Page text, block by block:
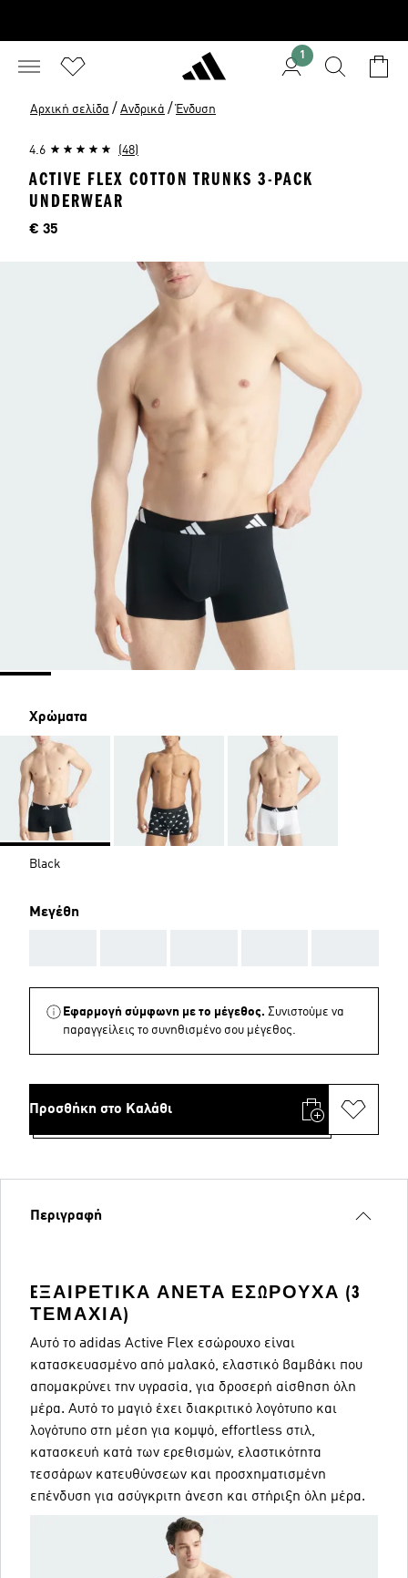
1
Αρχική σελίδα / Ανδρικά / Ένδυση
4.6 (48)
ACTIVE FLEX COTTON TRUNKS 3-PACK
UNDERWEAR
Τιμή
€ 35
Χρώματα
Black
Μεγέθη
Εφαρμογή σύμφωνη με το μέγεθος. Συνιστούμε να
παραγγείλεις το συνηθισμένο σου μέγεθος.
Προσθήκη στο Καλάθι
Περιγραφή
EΞΑΙΡΕΤΙΚΆ ΆΝΕΤΑ ΕΣΏΡΟΥΧΑ (3
ΤΕΜΆΧΙΑ)
Αυτό το adidas Active Flex εσώρουχο είναι
κατασκευασμένο από μαλακό, ελαστικό βαμβάκι που
απομακρύνει την υγρασία, για δροσερή αίσθηση όλη
μέρα. Αυτό το μαγιό έχει διακριτικό λογότυπο και
λογότυπο στη μέση για κομψό, effortless στιλ,
κατασκευή κατά των ερεθισμών, ελαστικότητα
τεσσάρων κατευθύνσεων και προσχηματισμένη
επένδυση για ασύγκριτη άνεση και στήριξη όλη μέρα.